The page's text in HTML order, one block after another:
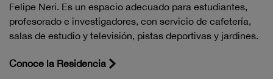
Felipe Neri. Es un espacio adecuado para estudiantes,
profesorado e investigadores, con servicio de cafetería,
salas de estudio y televisión, pistas deportivas y jardines.
Conoce la Residencia